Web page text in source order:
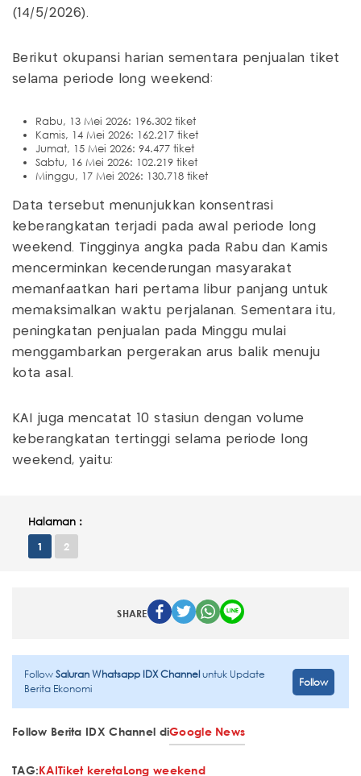
(14/5/2026).
Berikut okupansi harian sementara penjualan tiket
selama periode long weekend:
Rabu, 13 Mei 2026: 196.302 tiket
Kamis, 14 Mei 2026: 162.217 tiket
Jumat, 15 Mei 2026: 94.477 tiket
Sabtu, 16 Mei 2026: 102.219 tiket
Minggu, 17 Mei 2026: 130.718 tiket
Data tersebut menunjukkan konsentrasi
keberangkatan terjadi pada awal periode long
weekend. Tingginya angka pada Rabu dan Kamis
mencerminkan kecenderungan masyarakat
memanfaatkan hari pertama libur panjang untuk
memaksimalkan waktu perjalanan. Sementara itu,
peningkatan penjualan pada Minggu mulai
menggambarkan pergerakan arus balik menuju
kota asal.
KAI juga mencatat 10 stasiun dengan volume
keberangkatan tertinggi selama periode long
weekend, yaitu:
Halaman :
1 2
SHARE
FollowSaluran Whatsapp IDX Channeluntuk Update
Berita Ekonomi
Follow
Follow Berita IDX Channel diGoogle News
TAG:KAITiket keretaLong weekend